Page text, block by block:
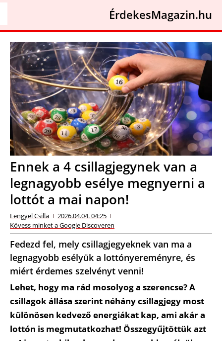
ÉrdekesMagazin.hu
Ennek a 4 csillagjegynek van a
legnagyobb esélye megnyerni a
lottót a mai napon!
Lengyel Csilla
2026.04.04. 04:25
Kövess minket a Google Discoveren
Fedezd fel, mely csillagjegyeknek van ma a
legnagyobb esélyük a lottónyereményre, és
miért érdemes szelvényt venni!
Lehet, hogy ma rád mosolyog a szerencse? A
csillagok állása szerint néhány csillagjegy most
különösen kedvező energiákat kap, ami akár a
lottón is megmutatkozhat! Összegyűjtöttük azt